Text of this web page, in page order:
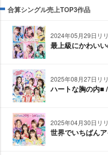
合算シングル売上TOP3作品
2024年05月29日リ
最上級にかわい
2025年08月27日リ
ハートな胸の内■
2025年04月30日リ
世界でいちばん